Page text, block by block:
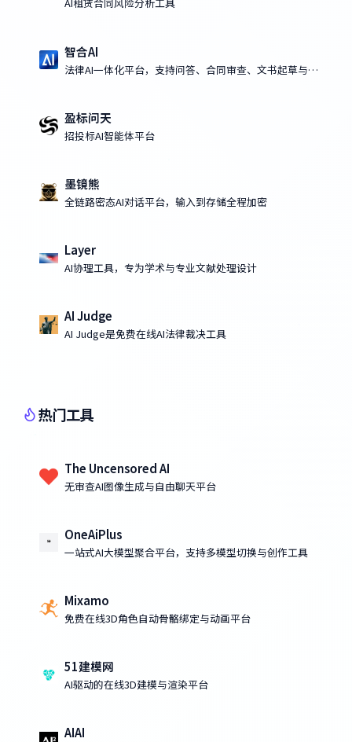
AI租赁合同风险分析工具
智合AI
法律AI一体化平台，支持问答、合同审查、文书起草与课
盈标问天
招投标AI智能体平台
墨镜熊
全链路密态AI对话平台，输入到存储全程加密
Layer
AI协理工具，专为学术与专业文献处理设计
AI Judge
AI Judge是免费在线AI法律裁决工具
热门工具
The Uncensored AI
无审查AI图像生成与自由聊天平台
OneAiPlus
一站式AI大模型聚合平台，支持多模型切换与创作工具
Mixamo
免费在线3D角色自动骨骼绑定与动画平台
51建模网
AI驱动的在线3D建模与渲染平台
AIAI